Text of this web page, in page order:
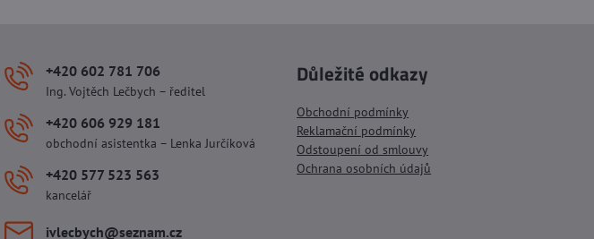
+420 602 781 706
Ing. Vojtěch Lečbych – ředitel
+420 606 929 181
obchodní asistentka – Lenka Jurčíková
+420 577 523 563
kancelář
ivlecbych​@seznam​.cz
Důležité odkazy
Obchodní podmínky
Reklamační podmínky
Odstoupení od smlouvy
Ochrana osobních údajů